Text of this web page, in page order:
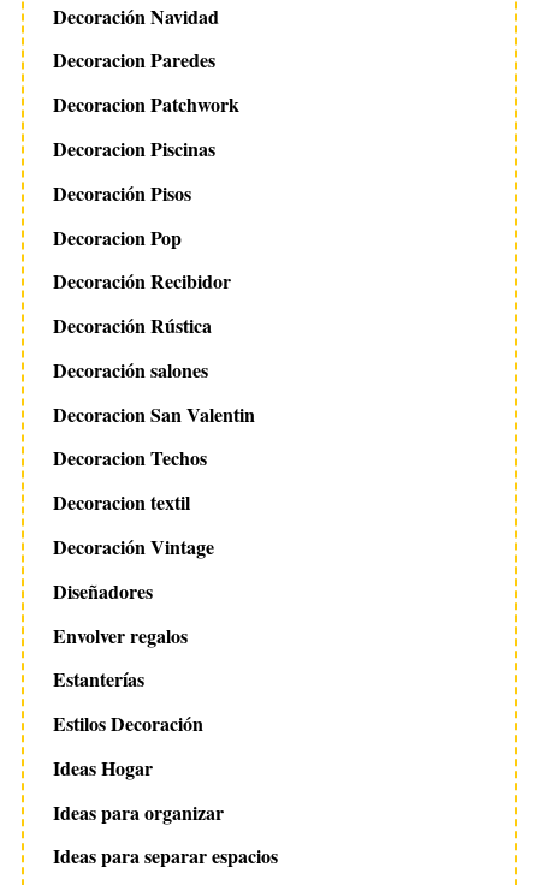
Decoración Navidad
Decoracion Paredes
Decoracion Patchwork
Decoracion Piscinas
Decoración Pisos
Decoracion Pop
Decoración Recibidor
Decoración Rústica
Decoración salones
Decoracion San Valentin
Decoracion Techos
Decoracion textil
Decoración Vintage
Diseñadores
Envolver regalos
Estanterías
Estilos Decoración
Ideas Hogar
Ideas para organizar
Ideas para separar espacios